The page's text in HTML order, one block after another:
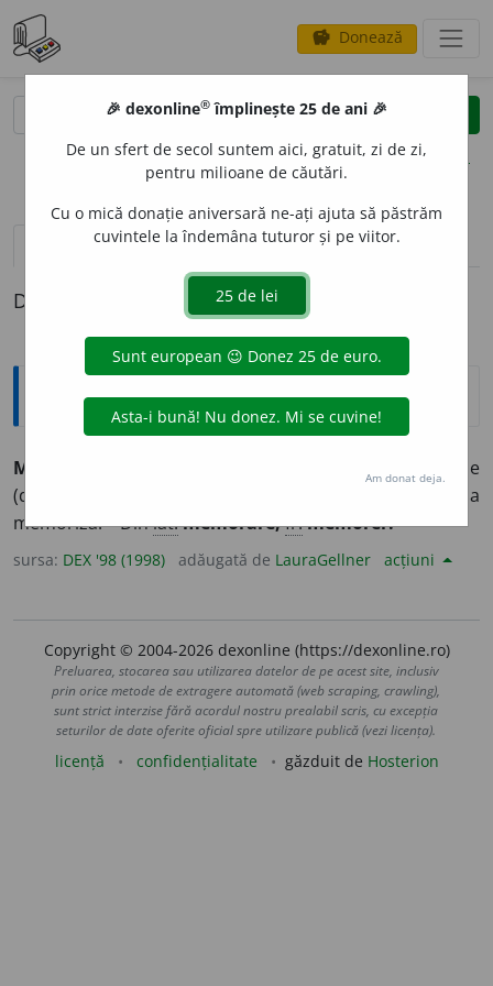
savings Donează
clear
opțiuni
definiții (1) pronunțievolume_up (6)
Definiția cu ID-ul 45669:
Explicative DEX
MEMOR
A reține în memorie
(depunând un efort, învățând anume); a ține minte, a
memoriza. – Dinlat.memorare,fr.mémorer.
sursa: DEX '98 (1998) adăugată de LauraGellner acțiuni
Copyright © 2004-2026 dexonline (https://dexonline.ro)
Preluarea, stocarea sau utilizarea datelor de pe acest site, inclusiv
prin orice metode de extragere automată (web scraping, crawling),
sunt strict interzise fără acordul nostru prealabil scris, cu excepția
seturilor de date oferite oficial spre utilizare publică (vezi licența).
licență confidențialitate găzduit de Hosterion
🎉 dexonline® împlinește 25 de ani 🎉
De un sfert de secol suntem aici, gratuit, zi de zi,
pentru milioane de căutări.
Cu o mică donație aniversară ne-ați ajuta să păstrăm
cuvintele la îndemâna tuturor și pe viitor.
Am donat deja.